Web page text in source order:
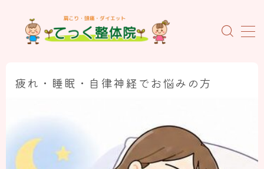
MENU
ホーム
施術料金のご案内
疲れ・睡眠・自律神経でお悩みの方